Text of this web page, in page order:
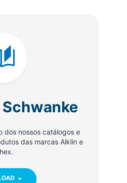
dos nossos catálogos e
das marcas Alklin e